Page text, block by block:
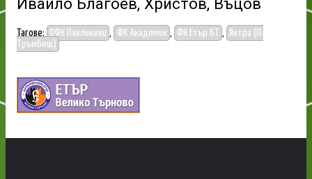
Тагове: ОФК Павликени , ФК Академик , ФК Етър ВТ , Янтра (П.
Тръмбеш)